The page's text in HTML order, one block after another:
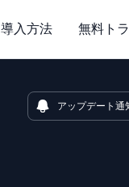
導入方法 無料ト
アップデート通